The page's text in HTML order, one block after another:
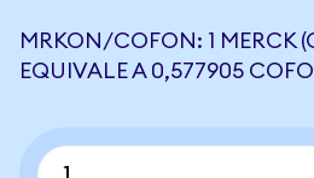
MRKON/COFON: 1 MERCK
EQUIVALE A 0,577905